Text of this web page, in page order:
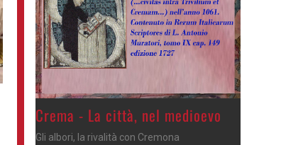
Crema - La città, nel medioevo
Gli albori, la rivalità con Cremona